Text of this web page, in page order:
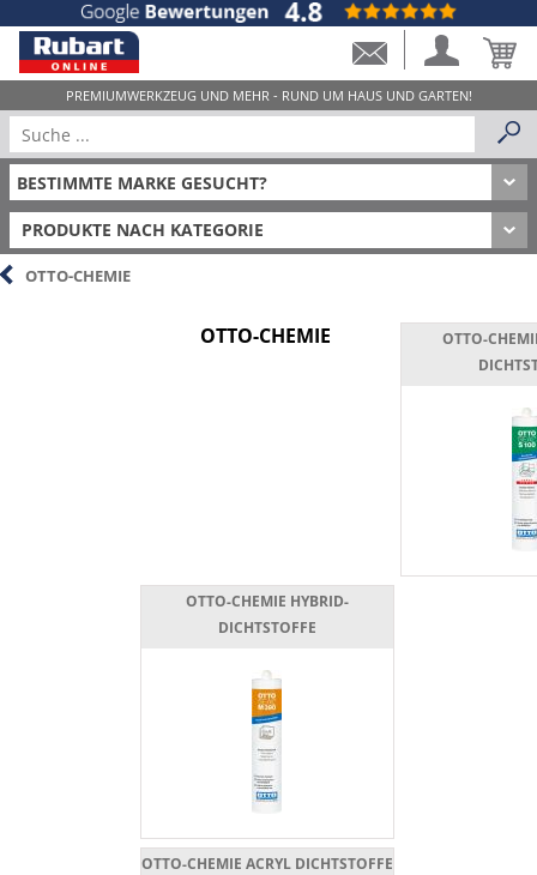
PRODUKTE NACH KATEGORIE
OTTO-CHEMIE
OTTO-CHEMIE
OTTO-
OTTO-CHEMIE HYBRID-
DICHTSTOFFE
OTTO-CHEMIE ACRYL DICHTSTOFFE